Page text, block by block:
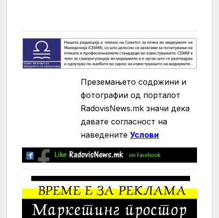
Преземањето содржини и
фотографии од порталот
RadovisNews.mk значи дека
давате согласност на
нaведените Услови